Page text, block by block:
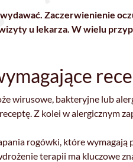
Zaczerwienienie
u lekarza. W wielu
wirusowe, bakteryjne lub
Z kolei w alergicznym
rogówki, które
terapii ma kluczowe